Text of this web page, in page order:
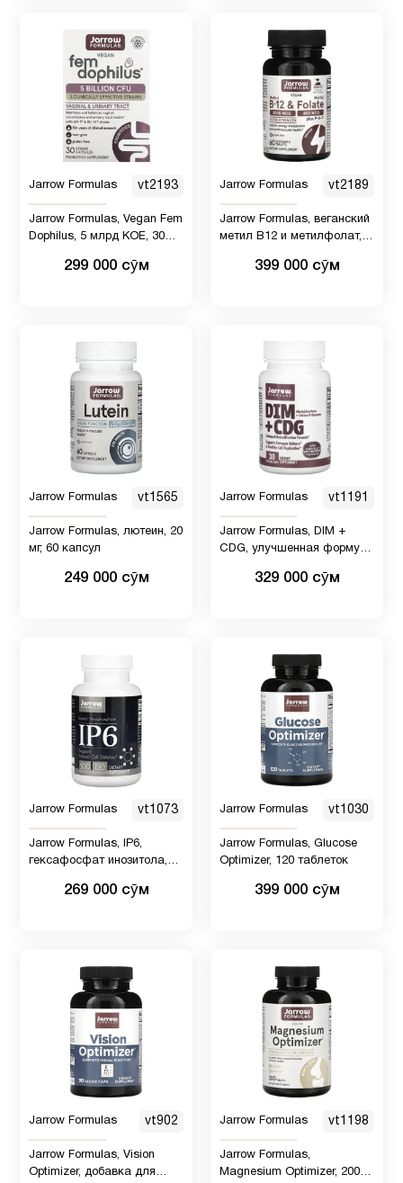
Цинк 1
Jarrow Formulas vt2193
Jarrow Formulas, Vegan Fem
Dophilus, 5 млрд КОЕ, 30
299 000 сӯм
Jarrow Formulas vt2189
Jarrow Formulas, веганский
метил B12 и метилфолат,
действия, 60 жевательных
399 000 сӯм
Jarrow Formulas vt1565
Jarrow Formulas, лютеин, 20
мг, 60 капсул
249 000 сӯм
Jarrow Formulas vt1191
Jarrow Formulas, DIM +
CDG, улучшенная формула
вегетарианских капсул
329 000 сӯм
Jarrow Formulas vt1073
Jarrow Formulas, IP6,
гексафосфат инозитола,
капсул269 000 сӯм
Jarrow Formulas vt1030
Jarrow Formulas, Glucose
Optimizer, 120 таблеток
399 000 сӯм
Jarrow Formulas vt902
Jarrow Formulas, Vision
Optimizer, добавка для
Jarrow Formulas vt1198
Jarrow Formulas,
Magnesium Optimizer, 200